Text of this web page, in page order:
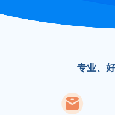
专业、